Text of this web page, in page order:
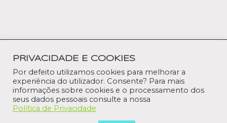
Neve| Powered byWordPress
PRIVACIDADE E COOKIES
Por defeito utilizamos cookies para melhorar a
experiência do utilizador. Consente? Para mais
informações sobre cookies e o processamento dos
seus dados pessoais consulte a nossa
Política de Privacidade